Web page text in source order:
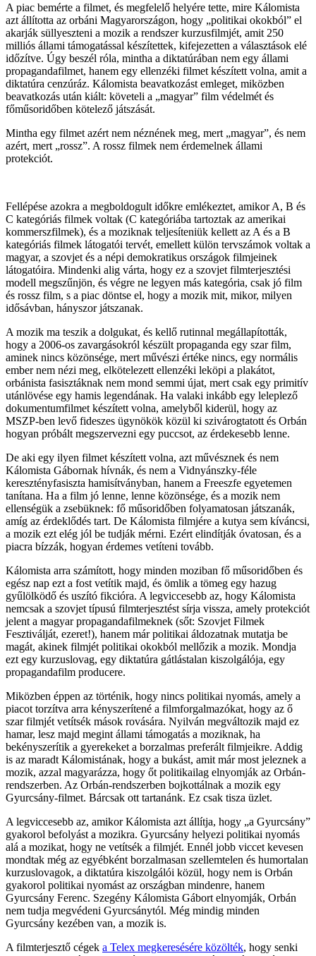
A piac bemérte a filmet, és megfelelő helyére tette, mire Kálomista
azt állította az orbáni Magyarországon, hogy „politikai okokból” el
akarják süllyeszteni a mozik a rendszer kurzusfilmjét, amit 250
milliós állami támogatással készítettek, kifejezetten a választások elé
időzítve. Úgy beszél róla, mintha a diktatúrában nem egy állami
propagandafilmet, hanem egy ellenzéki filmet készített volna, amit a
diktatúra cenzúráz. Kálomista beavatkozást emleget, miközben
beavatkozás után kiált: követeli a „magyar” film védelmét és
főműsoridőben kötelező játszását.
Mintha egy filmet azért nem néznének meg, mert „magyar”, és nem
azért, mert „rossz”. A rossz filmek nem érdemelnek állami
protekciót.
Fellépése azokra a megboldogult időkre emlékeztet, amikor A, B és
C kategóriás filmek voltak (C kategóriába tartoztak az amerikai
kommerszfilmek), és a moziknak teljesíteniük kellett az A és a B
kategóriás filmek látogatói tervét, emellett külön tervszámok voltak a
magyar, a szovjet és a népi demokratikus országok filmjeinek
látogatóira. Mindenki alig várta, hogy ez a szovjet filmterjesztési
modell megszűnjön, és végre ne legyen más kategória, csak jó film
és rossz film, s a piac döntse el, hogy a mozik mit, mikor, milyen
idősávban, hányszor játszanak.
A mozik ma teszik a dolgukat, és kellő rutinnal megállapították,
hogy a 2006-os zavargásokról készült propaganda egy szar film,
aminek nincs közönsége, mert művészi értéke nincs, egy normális
ember nem nézi meg, elkötelezett ellenzéki leköpi a plakátot,
orbánista fasisztáknak nem mond semmi újat, mert csak egy primitív
utánlövése egy hamis legendának. Ha valaki inkább egy leleplező
dokumentumfilmet készített volna, amelyből kiderül, hogy az
MSZP-ben levő fideszes ügynökök közül ki szivárogtatott és Orbán
hogyan próbált megszervezni egy puccsot, az érdekesebb lenne.
De aki egy ilyen filmet készített volna, azt művésznek és nem
Kálomista Gábornak hívnák, és nem a Vidnyánszky-féle
keresztényfasiszta hamisítványban, hanem a Freeszfe egyetemen
tanítana. Ha a film jó lenne, lenne közönsége, és a mozik nem
ellenségük a zsebüknek: fő műsoridőben folyamatosan játszanák,
amíg az érdeklődés tart. De Kálomista filmjére a kutya sem kíváncsi,
a mozik ezt elég jól be tudják mérni. Ezért elindítják óvatosan, és a
piacra bízzák, hogyan érdemes vetíteni tovább.
Kálomista arra számított, hogy minden moziban fő műsoridőben és
egész nap ezt a fost vetítik majd, és ömlik a tömeg egy hazug
gyűlölködő és uszító fikcióra. A legviccesebb az, hogy Kálomista
nemcsak a szovjet típusú filmterjesztést sírja vissza, amely protekciót
jelent a magyar propagandafilmeknek (sőt: Szovjet Filmek
Fesztiválját, ezeret!), hanem már politikai áldozatnak mutatja be
magát, akinek filmjét politikai okokból mellőzik a mozik. Mondja
ezt egy kurzuslovag, egy diktatúra gátlástalan kiszolgálója, egy
propagandafilm producere.
Miközben éppen az történik, hogy nincs politikai nyomás, amely a
piacot torzítva arra kényszerítené a filmforgalmazókat, hogy az ő
szar filmjét vetítsék mások rovására. Nyilván megváltozik majd ez
hamar, lesz majd megint állami támogatás a moziknak, ha
bekényszerítik a gyerekeket a borzalmas preferált filmjeikre. Addig
is az maradt Kálomistának, hogy a bukást, amit már most jeleznek a
mozik, azzal magyarázza, hogy őt politikailag elnyomják az Orbán-
rendszerben. Az Orbán-rendszerben bojkottálnak a mozik egy
Gyurcsány-filmet. Bárcsak ott tartanánk. Ez csak tisza üzlet.
A legviccesebb az, amikor Kálomista azt állítja, hogy „a Gyurcsány”
gyakorol befolyást a mozikra. Gyurcsány helyezi politikai nyomás
alá a mozikat, hogy ne vetítsék a filmjét. Ennél jobb viccet kevesen
mondtak még az egyébként borzalmasan szellemtelen és humortalan
kurzuslovagok, a diktatúra kiszolgálói közül, hogy nem is Orbán
gyakorol politikai nyomást az országban mindenre, hanem
Gyurcsány Ferenc. Szegény Kálomista Gábort elnyomják, Orbán
nem tudja megvédeni Gyurcsánytól. Még mindig minden
Gyurcsány kezében van, a mozik is.
A filmterjesztő cégek a Telex megkeresésére közölték, hogy senki